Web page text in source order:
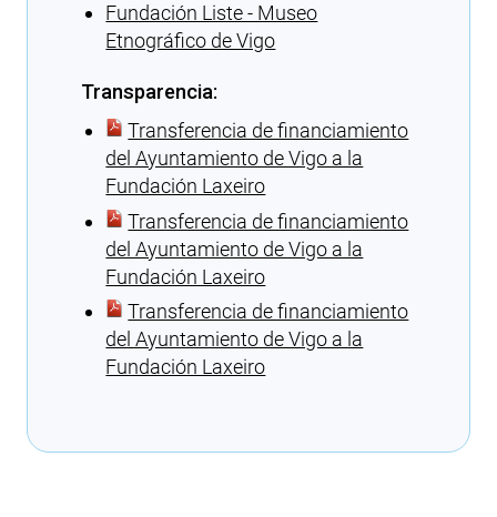
Fundación Liste - Museo
Etnográfico de Vigo
Transparencia:
Transferencia de financiamiento
del Ayuntamiento de Vigo a la
Fundación Laxeiro
Transferencia de financiamiento
del Ayuntamiento de Vigo a la
Fundación Laxeiro
Transferencia de financiamiento
del Ayuntamiento de Vigo a la
Fundación Laxeiro